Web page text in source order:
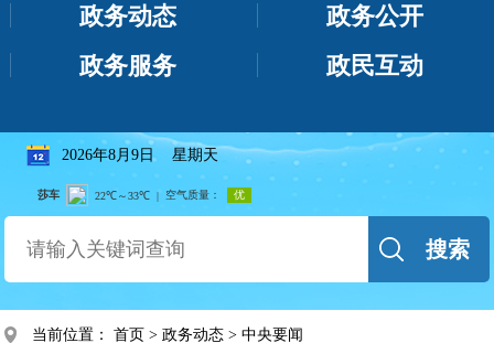
政务动态
政务公开
政务服务
政民互动
2026年8月9日 星期天
搜索
当前位置：首页 >政务动态 >中央要闻